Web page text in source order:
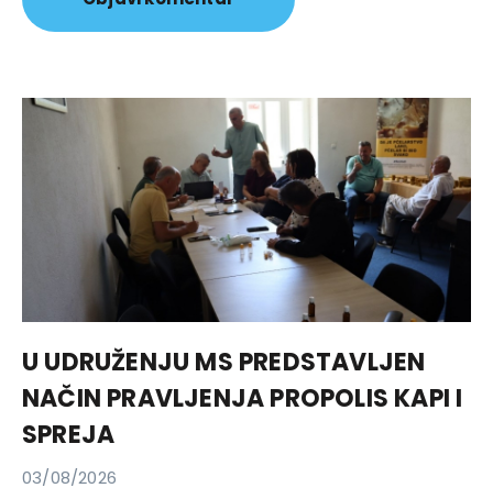
U UDRUŽENJU MS PREDSTAVLJEN
NAČIN PRAVLJENJA PROPOLIS KAPI I
SPREJA
03/08/2026